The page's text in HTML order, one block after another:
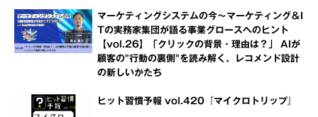
マーケティングシステムの今～マーケティング＆I
Tの実務家集団が語る事業グロースへのヒント
【vol.26】「クリックの背景・理由は？」 AIが
顧客の"行動の裏側"を読み解く、レコメンド設計
の新しいかたち
ヒット習慣予報 vol.420『マイクロトリップ』